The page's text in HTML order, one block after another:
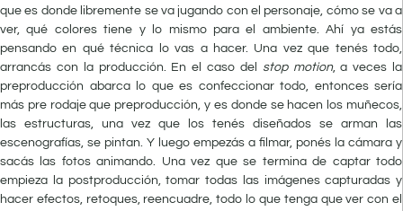
que es donde libremente se va jugando con el personaje, cómo se va a
ver, qué colores tiene y lo mismo para el ambiente. Ahí ya estás
pensando en qué técnica lo vas a hacer. Una vez que tenés todo,
arrancás con la producción. En el caso del stop motion, a veces la
preproducción abarca lo que es confeccionar todo, entonces sería
más pre rodaje que preproducción, y es donde se hacen los muñecos,
las estructuras, una vez que los tenés diseñados se arman las
escenografías, se pintan. Y luego empezás a filmar, ponés la cámara y
sacás las fotos animando. Una vez que se termina de captar todo
empieza la postproducción, tomar todas las imágenes capturadas y
hacer efectos, retoques, reencuadre, todo lo que tenga que ver con el